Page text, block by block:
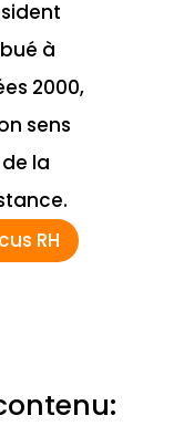
à
2000,
sens
la
RH